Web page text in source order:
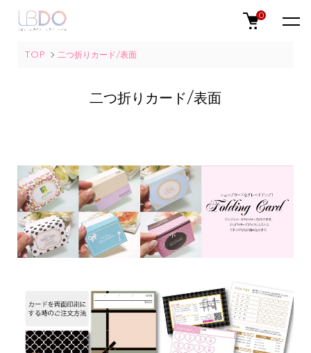
0
TOP 二つ折りカード/表面
二つ折りカード/表面